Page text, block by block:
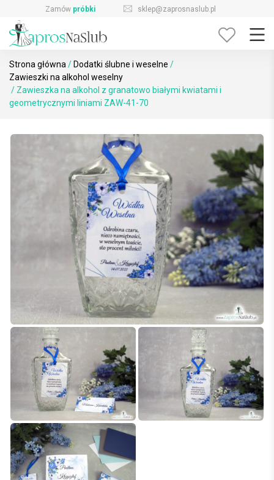
content
sklep@zaprosnaslub.pl
Strona główna / Dodatki ślubne i weselne /
Zawieszki na alkohol weselny
/ Zawieszka na alkohol z granatowo białymi kwiatami i
geometrycznymi liniami ZAW-41-70